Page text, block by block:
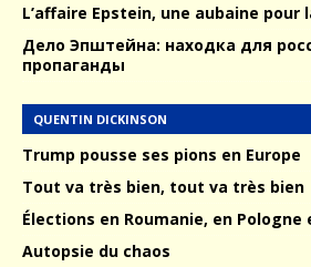
L’affaire Epstein, une aubaine pour
Дело Эпштейна: находка для
пропаганды
QUENTIN DICKINSON
Trump pousse ses pions en Europe
Tout va très bien, tout va très bien
Élections en Roumanie, en
Autopsie du chaos